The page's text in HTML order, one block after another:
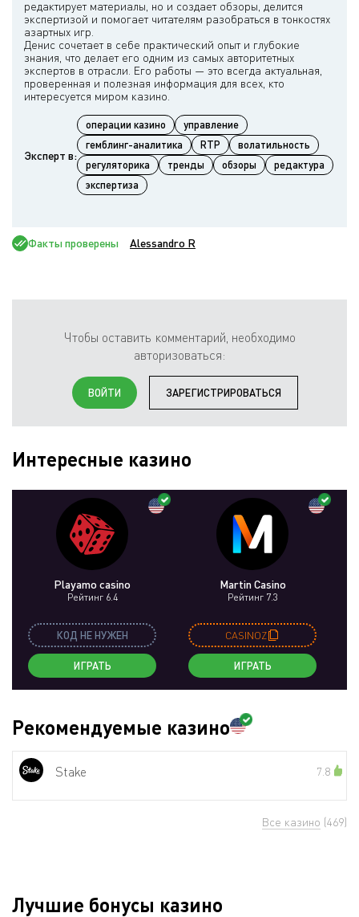
редактирует материалы, но и создает обзоры, делится
экспертизой и помогает читателям разобраться в тонкостях
азартных игр.
Денис сочетает в себе практический опыт и глубокие
знания, что делает его одним из самых авторитетных
экспертов в отрасли. Его работы — это всегда актуальная,
проверенная и полезная информация для всех, кто
Эксперт в:
операции казино
управление
гемблинг-аналитика
RTP
волатильность
регуляторика
тренды обзоры
редактура
экспертиза
Факты проверены Alessandro R
Чтобы оставить комментарий, необходимо
авторизоваться:
ВОЙТИ ЗАРЕГИСТРИРОВАТЬСЯ
Интересные казино
Playamo casino
Рейтинг 6.4
КОД НЕ НУЖЕН
ИГРАТЬ
Martin Casino
Рейтинг 7.3
CASINOZ
ИГРАТЬ
Рекомендуемые казино
Stake 7.8
Все казино (469)
Лучшие бонусы казино